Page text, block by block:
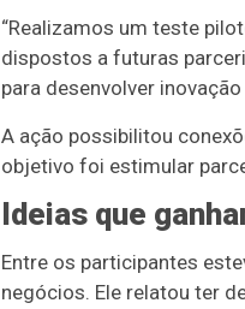
“Realizamos um teste
dispostos a futuras
para desenvolver
A ação possibilitou
objetivo foi estimular
Ideias que
Entre os participantes
negócios. Ele relatou ter